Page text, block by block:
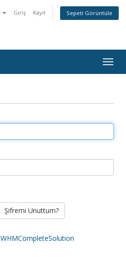
Giriş Kayıt Sepeti Görüntüle
Şifremi Unuttum?
WHMCompleteSolution